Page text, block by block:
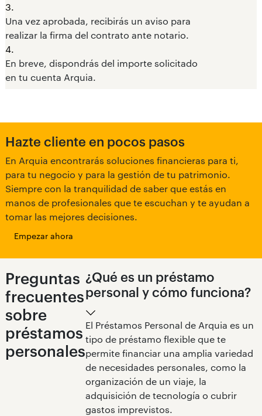
3.
Una vez aprobada, recibirás un aviso para
realizar la firma del contrato ante notario.
4.
En breve, dispondrás del importe solicitado
en tu cuenta Arquia.
Hazte cliente en pocos pasos
En Arquia encontrarás soluciones financieras para ti,
para tu negocio y para la gestión de tu patrimonio.
Siempre con la tranquilidad de saber que estás en
manos de profesionales que te escuchan y te ayudan a
tomar las mejores decisiones.
Empezar ahora
Preguntas
frecuentes
sobre
préstamos
personales
¿Qué es un préstamo
personal y cómo funciona?
El Préstamos Personal de Arquia es un
tipo de préstamo flexible que te
permite financiar una amplia variedad
de necesidades personales, como la
organización de un viaje, la
adquisición de tecnología o cubrir
gastos imprevistos.